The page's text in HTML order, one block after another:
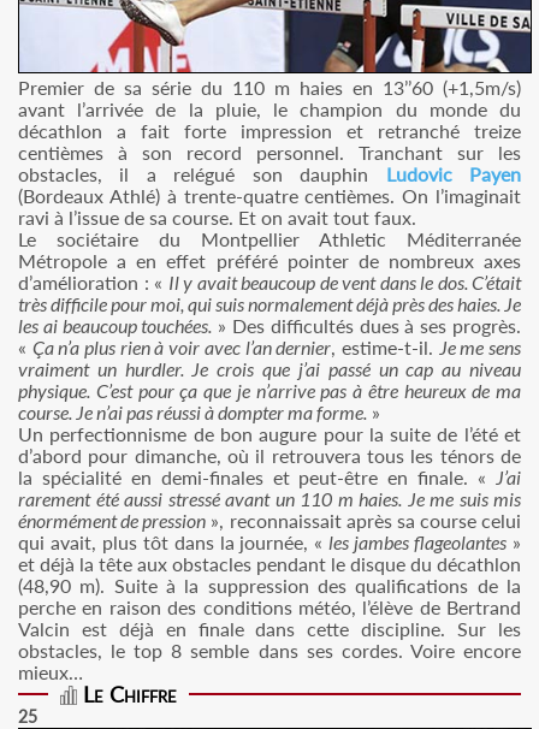
Premier de sa série du 110 m haies en 13’’60 (+1,5m/s)
avant l’arrivée de la pluie, le champion du monde du
décathlon a fait forte impression et retranché treize
centièmes à son record personnel. Tranchant sur les
obstacles, il a relégué son dauphin Ludovic Payen
(Bordeaux Athlé) à trente-quatre centièmes. On l’imaginait
ravi à l’issue de sa course. Et on avait tout faux.
Le sociétaire du Montpellier Athletic Méditerranée
Métropole a en effet préféré pointer de nombreux axes
d’amélioration : « Il y avait beaucoup de vent dans le dos. C’était
très difficile pour moi, qui suis normalement déjà près des haies. Je
les ai beaucoup touchées. » Des difficultés dues à ses progrès.
« Ça n’a plus rien à voir avec l’an dernier, estime-t-il. Je me sens
vraiment un hurdler. Je crois que j’ai passé un cap au niveau
physique. C’est pour ça que je n’arrive pas à être heureux de ma
course. Je n’ai pas réussi à dompter ma forme. »
Un perfectionnisme de bon augure pour la suite de l’été et
d’abord pour dimanche, où il retrouvera tous les ténors de
la spécialité en demi-finales et peut-être en finale. « J’ai
rarement été aussi stressé avant un 110 m haies. Je me suis mis
énormément de pression », reconnaissait après sa course celui
qui avait, plus tôt dans la journée, « les jambes flageolantes »
et déjà la tête aux obstacles pendant le disque du décathlon
(48,90 m). Suite à la suppression des qualifications de la
perche en raison des conditions météo, l’élève de Bertrand
Valcin est déjà en finale dans cette discipline. Sur les
obstacles, le top 8 semble dans ses cordes. Voire encore
mieux…
Le Chiffre
25